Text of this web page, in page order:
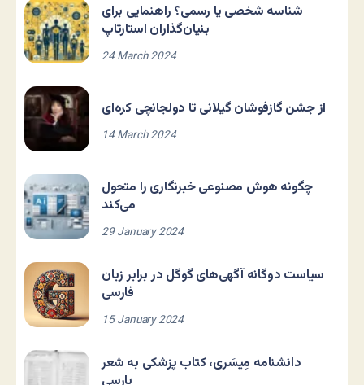
شناسه شخصی یا رسمی؟ راهنمایی برای
بنیان‌گذاران استارتاپ
24 March 2024
از جشن گازفوشان گیلانی تا دولجانچی کره‌ای
14 March 2024
چگونه هوش مصنوعی خبرنگاری را متحول
می‌کند
29 January 2024
سیاست دوگانه آگهی‌های گوگل در برابر زبان
فارسی
15 January 2024
دانشنامه مِیسَری، کتاب پزشکی به شعر